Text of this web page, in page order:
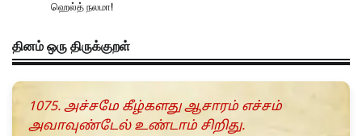
ஹெல்த் நலமா!
தினம் ஒரு திருக்குறள்
1075. அச்சமே கீழ்களது ஆசாரம் எச்சம்
அவாவுண்டேல் உண்டாம் சிறிது.